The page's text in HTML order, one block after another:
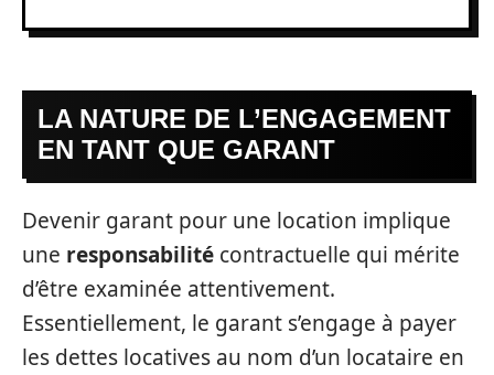
LA NATURE DE L’ENGAGEMENT
EN TANT QUE GARANT
Devenir garant pour une location implique
une responsabilité contractuelle qui mérite
d’être examinée attentivement.
Essentiellement, le garant s’engage à payer
les dettes locatives au nom d’un locataire en